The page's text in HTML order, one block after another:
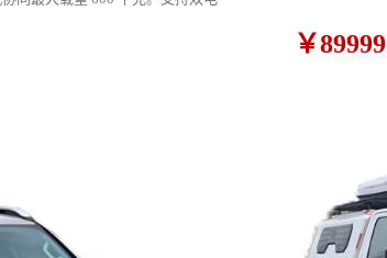
￥89999